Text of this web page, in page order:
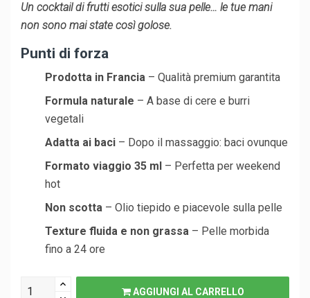
Un cocktail di frutti esotici sulla sua pelle… le tue mani
non sono mai state così golose.
Punti di forza
Prodotta in Francia – Qualità premium garantita
Formula naturale – A base di cere e burri
vegetali
Adatta ai baci – Dopo il massaggio: baci ovunque
Formato viaggio 35 ml – Perfetta per weekend
hot
Non scotta – Olio tiepido e piacevole sulla pelle
Texture fluida e non grassa – Pelle morbida
fino a 24 ore
AGGIUNGI AL CARRELLO